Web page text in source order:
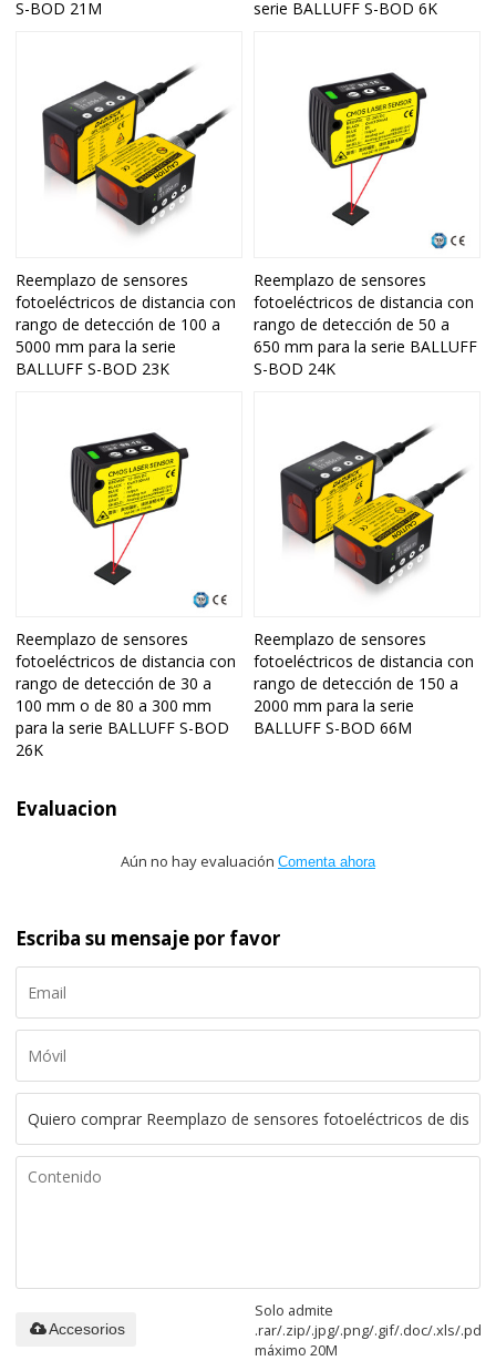
S-BOD 21M serie BALLUFF S-BOD 6K
Reemplazo de sensores
fotoeléctricos de distancia con
rango de detección de 100 a
5000 mm para la serie
BALLUFF S-BOD 23K
Reemplazo de sensores
fotoeléctricos de distancia con
rango de detección de 50 a
650 mm para la serie BALLUFF
S-BOD 24K
Reemplazo de sensores
fotoeléctricos de distancia con
rango de detección de 30 a
100 mm o de 80 a 300 mm
para la serie BALLUFF S-BOD
26K
Reemplazo de sensores
fotoeléctricos de distancia con
rango de detección de 150 a
2000 mm para la serie
BALLUFF S-BOD 66M
Evaluacion
Aún no hay evaluación Comenta ahora
Escriba su mensaje por favor
Solo admite
.rar/.zip/.jpg/.png/.gif/.doc/.xls/.pdf,
máximo 20M
Accesorios